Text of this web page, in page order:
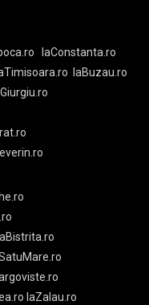
laConstanta.ro
laBuzau.ro
laZalau.ro